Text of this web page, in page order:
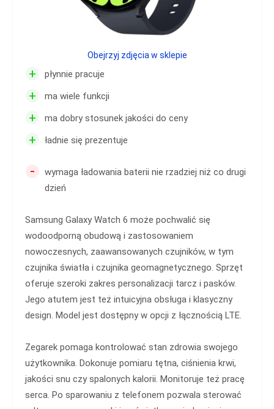
+ płynnie pracuje
+ ma wiele funkcji
+ ma dobry stosunek jakości do ceny
+ ładnie się prezentuje
-
wymaga ładowania baterii nie rzadziej niż co drugi
dzień
Samsung Galaxy Watch 6 może pochwalić się
wodoodporną obudową i zastosowaniem
nowoczesnych, zaawansowanych czujników, w tym
czujnika światła i czujnika geomagnetycznego. Sprzęt
oferuje szeroki zakres personalizacji tarcz i pasków.
Jego atutem jest też intuicyjna obsługa i klasyczny
design. Model jest dostępny w opcji z łącznością LTE.
Zegarek pomaga kontrolować stan zdrowia swojego
użytkownika. Dokonuje pomiaru tętna, ciśnienia krwi,
jakości snu czy spalonych kalorii. Monitoruje też pracę
serca. Po sparowaniu z telefonem pozwala sterować
Obejrzyj zdjęcia w sklepie